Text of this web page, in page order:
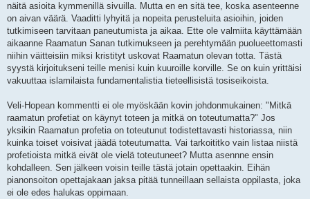
näitä asioita kymmenillä sivuilla. Mutta en en sitä tee, koska asenteenne
on aivan väärä. Vaaditti lyhyitä ja nopeita perusteluita asioihin, joiden
tutkimiseen tarvitaan paneutumista ja aikaa. Ette ole valmiita käyttämään
aikaanne Raamatun Sanan tutkimukseen ja perehtymään puolueettomasti
niihin väitteisiin miksi kristityt uskovat Raamatun olevan totta. Tästä
syystä kirjoitukseni teille menisi kuin kuuroille korville. Se on kuin yrittäisi
vakuuttaa islamilaista fundamentalistia tieteellisistä tosiseikoista.
Veli-Hopean kommentti ei ole myöskään kovin johdonmukainen: "Mitkä
raamatun profetiat on käynyt toteen ja mitkä on toteutumatta?" Jos
yksikin Raamatun profetia on toteutunut todistettavasti historiassa, niin
kuinka toiset voisivat jäädä toteutumatta. Vai tarkoititko vain listaa niistä
profetioista mitkä eivät ole vielä toteutuneet? Mutta asennne ensin
kohdalleen. Sen jälkeen voisin teille tästä jotain opettaakin. Eihän
pianonsoiton opettajakaan jaksa pitää tunneillaan sellaista oppilasta, joka
ei ole edes halukas oppimaan.